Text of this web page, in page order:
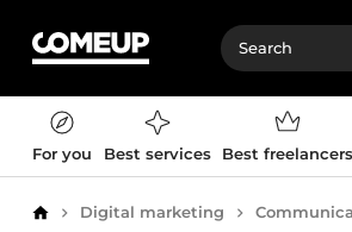
For you Best services Best freelancers
Home Digital marketing